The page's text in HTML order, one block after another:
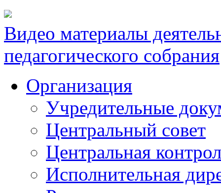
Видео материалы
педагогического собрания
Организация
Учредительные
Центральный совет
Центральная
Исполнительная